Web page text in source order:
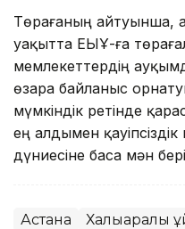
Төрағаның айтуынша,
уақытта ЕҚЫҰ-ға
мемлекеттердің
өзара байланыс
мүмкіндік ретінде
ең алдымен
дүниесіне баса мән
Астана Халықаралық